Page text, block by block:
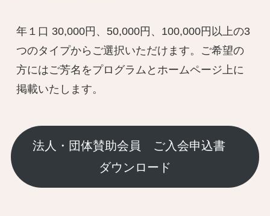
年１口 30,000円、50,000円、100,000円以上の3
つのタイプからご選択いただけます。ご希望の
方にはご芳名をプログラムとホームページ上に
掲載いたします。
法人・団体賛助会員 ご入会申込書
ダウンロード